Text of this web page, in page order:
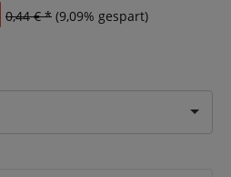
0,44 € * (9,09% gespart)